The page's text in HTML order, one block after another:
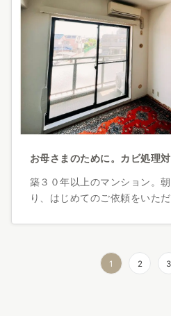
お母さまのために。カビ処理
築３０年以上のマンション。
り、はじめてのご依頼をいただ
1 2 3